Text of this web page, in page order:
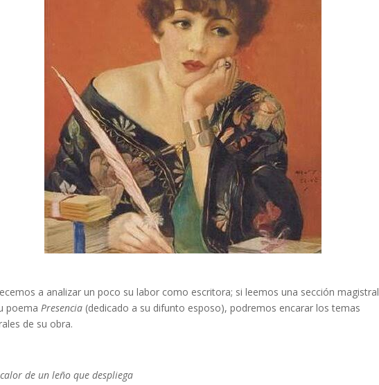
a analizar un poco su labor como escritora; si leemos una sección magistral
poema Presencia(dedicado a su difunto esposo), podremos encarar los temas
de su obra.
de un leño que despliega